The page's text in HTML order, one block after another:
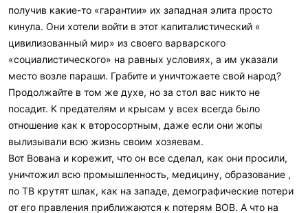
получив какие-то «гарантии» их западная элита просто
кинула. Они хотели войти в этот капиталистический «
цивилизованный мир» из своего варварского
«социалистического» на равных условиях, а им указали
место возле параши. Грабите и уничтожаете свой народ?
Продолжайте в том же духе, но за стол вас никто не
посадит. К предателям и крысам у всех всегда было
отношение как к второсортным, даже если они жопы
вылизывали всю жизнь своим хозяевам.
Вот Вована и корежит, что он все сделал, как они просили,
уничтожил всю промышленность, медицину, образование ,
по ТВ крутят шлак, как на западе, демографические потери
от его правления приближаются к потерям ВОВ. А что на